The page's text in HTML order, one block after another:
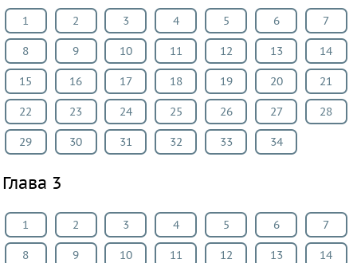
ВИДЕОРЕШЕНИЯ
1 2 3 4 5 6 7
8 9 10 11 12 13 14
15 16 17 18 19 20 21
22 23 24 25 26 27 28
29 30 31 32 33 34
Глава 3
1 2 3 4 5 6 7
8 9 10 11 12 13 14